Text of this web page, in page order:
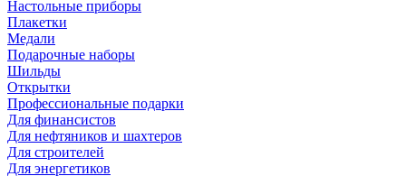
Настольные приборы
Плакетки
Медали
Подарочные наборы
Шильды
Открытки
Профессиональные подарки
Для финансистов
Для нефтяников и шахтеров
Для строителей
Для энергетиков